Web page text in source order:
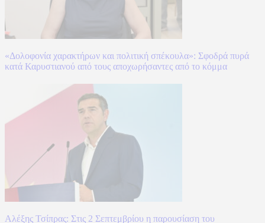
«Δολοφονία χαρακτήρων και πολιτική σπέκουλα»: Σφοδρά πυρά
κατά Καρυστιανού από τους αποχωρήσαντες από το κόμμα
Αλέξης Τσίπρας: Στις 2 Σεπτεμβρίου η παρουσίαση του